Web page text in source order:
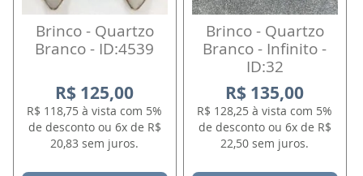
Brinco - Quartzo
Branco - ID:4539
R$ 125,00
R$ 118,75 à vista com 5%
de desconto ou 6x de R$
20,83 sem juros.
Brinco - Quartzo
Branco - Infinito -
ID:32
R$ 135,00
R$ 128,25 à vista com 5%
de desconto ou 6x de R$
22,50 sem juros.